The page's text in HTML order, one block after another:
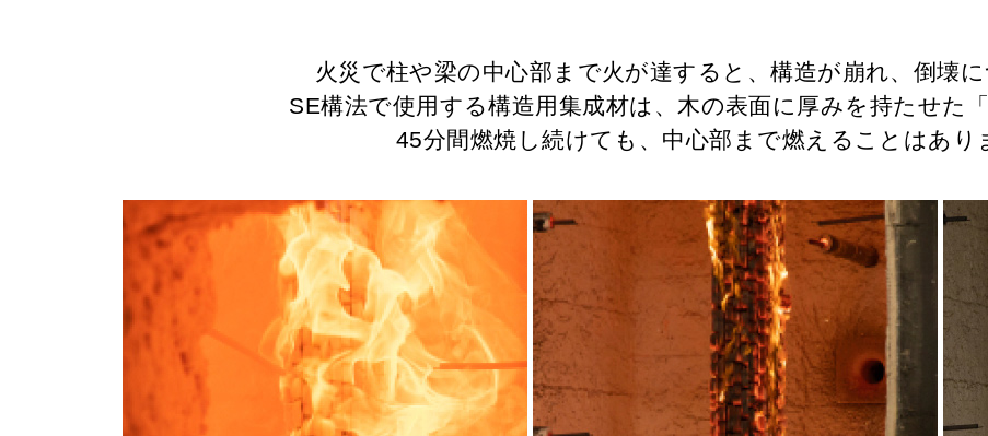
火災で柱や梁の中心部まで火が達すると、構造が崩れ、倒壊に
SE構法で使用する構造用集成材は、木の表面に厚みを持たせた
45分間燃焼し続けても、中心部まで燃えることはあり